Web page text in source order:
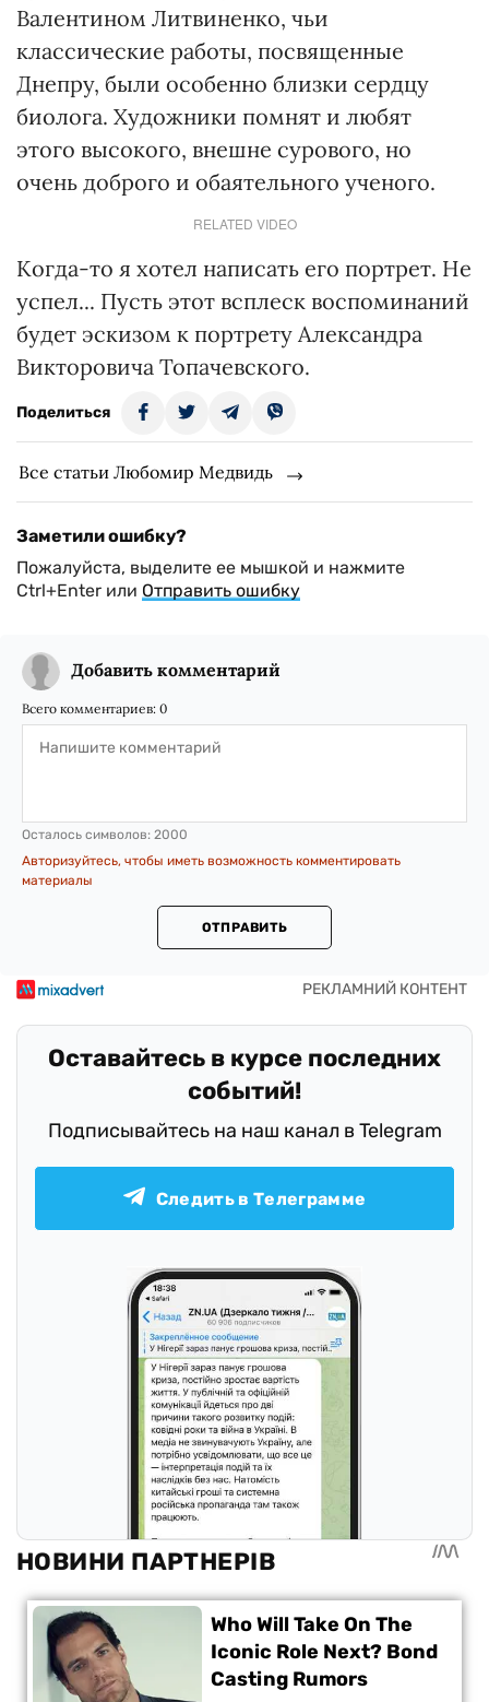
Валентином Литвиненко, чьи
классические работы, посвященные
Днепру, были особенно близки сердцу
биолога. Художники помнят и любят
этого высокого, внешне сурового, но
очень доброго и обаятельного ученого.
RELATED VIDEO
Когда-то я хотел написать его портрет. Не
успел... Пусть этот всплеск воспоминаний
будет эскизом к портрету Александра
Викторовича Топачевского.
Поделиться
Все статьи Любомир Медвидь
Заметили ошибку?
Пожалуйста, выделите ее мышкой и нажмите
Ctrl+Enter или Отправить ошибку
Добавить комментарий
Всего комментариев: 0
Осталось символов: 2000
Авторизуйтесь, чтобы иметь возможность комментировать
материалы
ОТПРАВИТЬ
Оставайтесь в курсе последних
событий!
Подписывайтесь на наш канал в Telegram
Следить в Телеграмме